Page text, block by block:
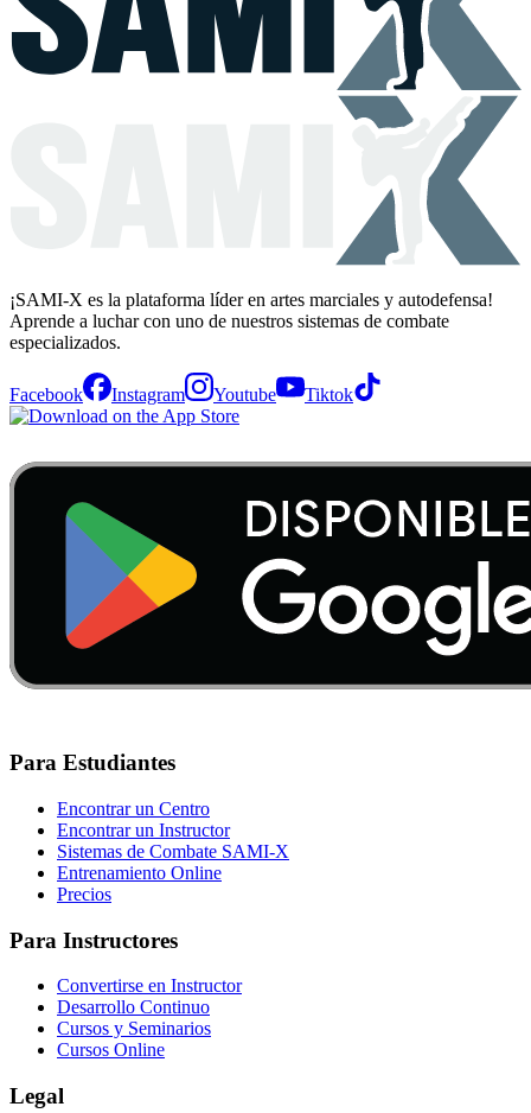
¡SAMI-X es la plataforma líder en artes marciales y autodefensa!
Aprende a luchar con uno de nuestros sistemas de combate
especializados.
Facebook Instagram Youtube Tiktok
Para Estudiantes
Encontrar un Centro
Encontrar un Instructor
Sistemas de Combate SAMI-X
Entrenamiento Online
Precios
Para Instructores
Convertirse en Instructor
Desarrollo Continuo
Cursos y Seminarios
Cursos Online
Legal